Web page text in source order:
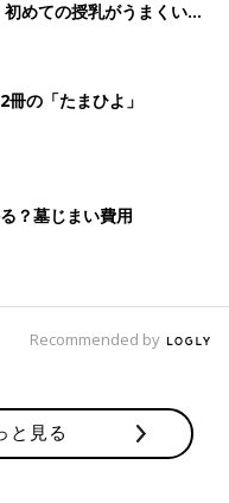
めての授乳がうまくい
本と夏のトラブル 解決テ
の「たまひよ」
？墓じまい費用
Recommended by
と見る